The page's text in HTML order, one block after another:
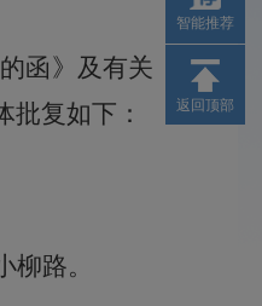
函》及有关
批复如下：
柳路。
智能推荐
返回顶部